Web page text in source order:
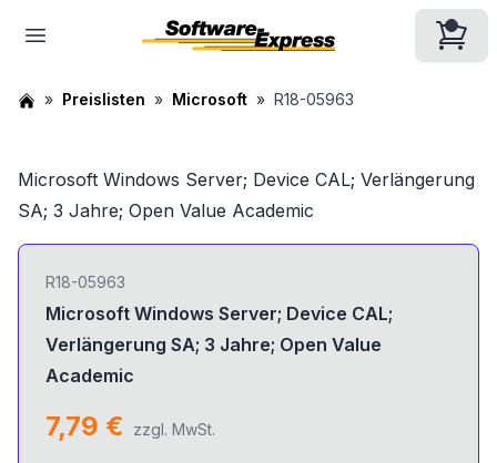
Preislisten Microsoft R18-05963
Microsoft Windows Server; Device CAL; Verlängerung
SA; 3 Jahre; Open Value Academic
R18-05963
Microsoft Windows Server; Device CAL;
Verlängerung SA; 3 Jahre; Open Value
Academic
7,79 € zzgl. MwSt.